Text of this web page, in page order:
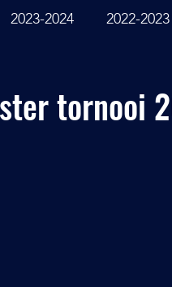
2023-2024 2022-2023
tornooi